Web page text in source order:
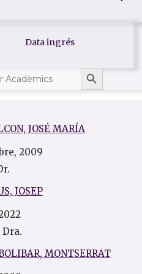
Data ingrés
Search
JOSÉ MARÍA
2009
JOSEP
Dra.
MONTSERRAT